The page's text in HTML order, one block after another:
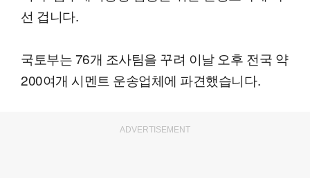
선 겁니다.
국토부는 76개 조사팀을 꾸려 이날 오후 전국 약
200여개 시멘트 운송업체에 파견했습니다.
ADVERTISEMENT